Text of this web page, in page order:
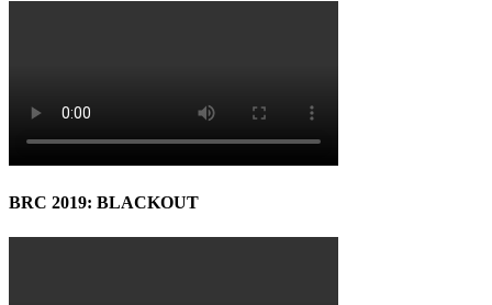
BRC 2019: BLACKOUT